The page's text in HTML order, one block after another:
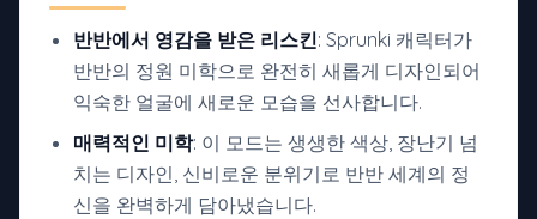
반반에서 영감을 받은 리스킨: Sprunki 캐릭터가
반반의 정원 미학으로 완전히 새롭게 디자인되어
익숙한 얼굴에 새로운 모습을 선사합니다.
매력적인 미학: 이 모드는 생생한 색상, 장난기 넘
치는 디자인, 신비로운 분위기로 반반 세계의 정
신을 완벽하게 담아냈습니다.